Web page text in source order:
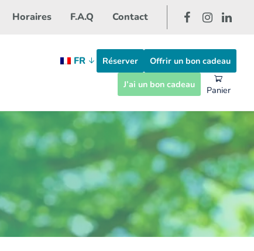
Horaires F.A.Q Contact
FR Réserver
Offrir un bon cadeau
J’ai un bon cadeau
Panier